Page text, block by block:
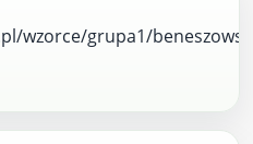
wzorce/grupa1/